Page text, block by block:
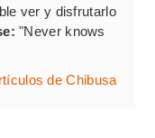
ver y disfrutarlo
"Never knows
de Chibusa